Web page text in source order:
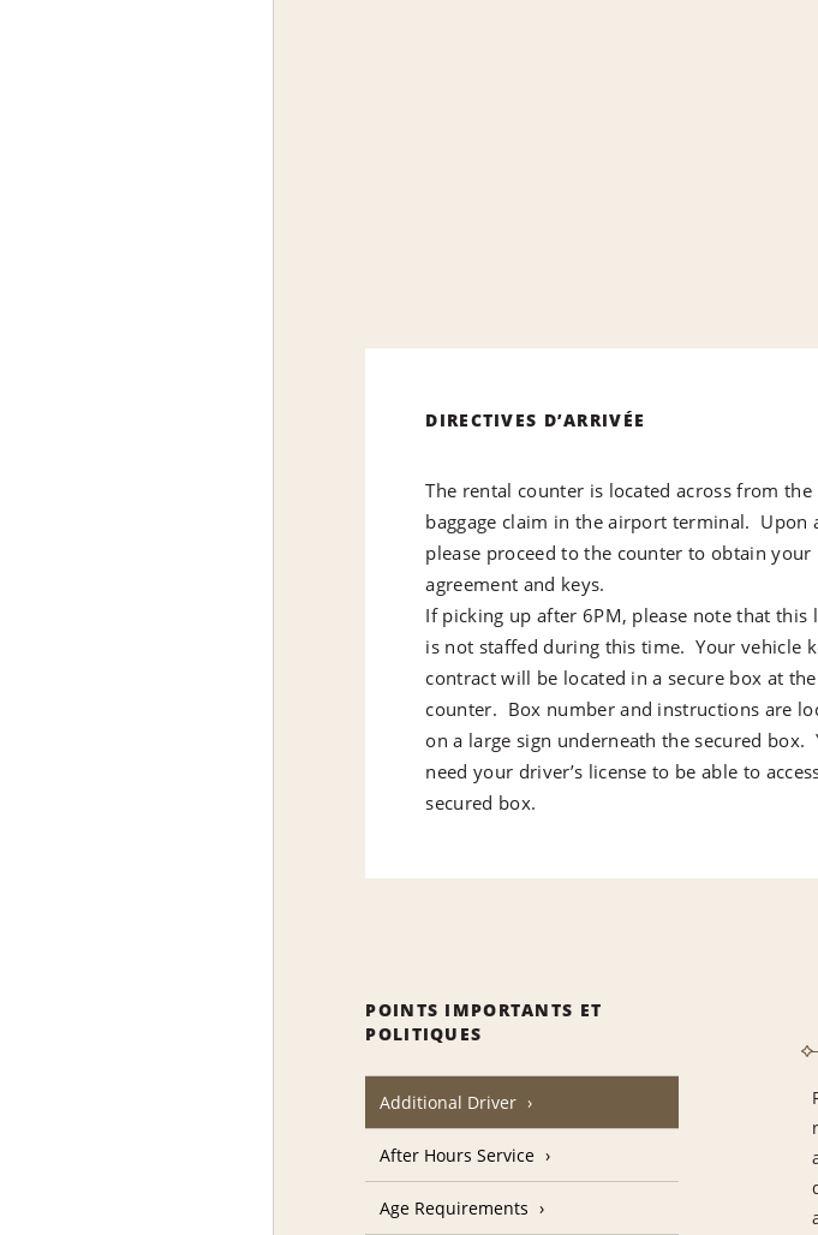
DIRECTIVES D’ARRIVÉE
The rental counter is located across from the
baggage claim in the airport terminal. Upon
please proceed to the counter to obtain your
agreement and keys.
If picking up after 6PM, please note that this
is not staffed during this time. Your vehicle
contract will be located in a secure box at
counter. Box number and instructions are
on a large sign underneath the secured box.
need your driver’s license to be able to
secured box.
POINTS IMPORTANTS ET
POLITIQUES
Additional Driver
After Hours Service
Age Requirements